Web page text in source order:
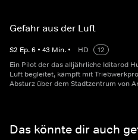
Gefahr aus der Luft
S2 Ep.6 • 43 Min. • HD
12
Ein Pilot der das alljährliche Iditarod
Luft begleitet, kämpft mit
Absturz über dem Stadtzentrum von
Das könnte dir auch